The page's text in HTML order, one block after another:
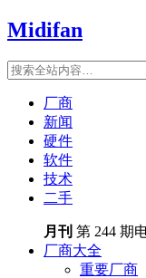
Midifan
厂商
新闻
硬件
软件
技术
二手
月刊 第 244 期
厂商大全
重要厂商